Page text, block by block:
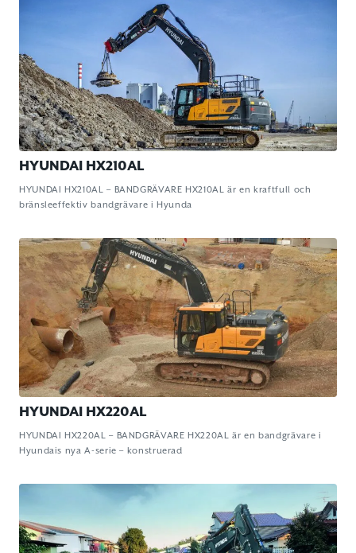
HYUNDAI HX210AL
HYUNDAI HX210AL – BANDGRÄVARE HX210AL är en kraftfull och
bränsleeffektiv bandgrävare i Hyunda
HYUNDAI HX220AL
HYUNDAI HX220AL – BANDGRÄVARE HX220AL är en bandgrävare i
Hyundais nya A-serie – konstruerad